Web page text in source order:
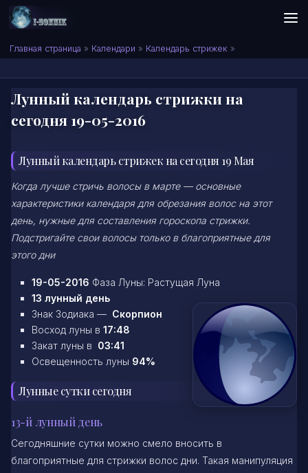
Skip to content
Сонник I-SONNIK.COM
Главная страница » Календари » Календарь стрижек »
Лунный календарь стрижки на
сегодня 19-05-2016
Лунный календарь стрижек на сегодня 19 Мая
Когда лучше стричь волосы в марте — основные
характеристики календаря для обрезания волос на этот
день, нужные для составления гороскопа стрижки.
Подстригайте свои волосы только в благоприятные для
этого дни
19-05-2016 Фаза Луны: Растущая Луна
13 лунный день
Знак Зодиака — Скорпион
Восход луны в 17:48
Закат луны в 03:41
Освещенность луны 94%
Лунные сутки сегодня
13-й лунный день
Сегодняшние сутки можно смело вносить в
благоприятные для стрижки волос дни. Такая манипуляция